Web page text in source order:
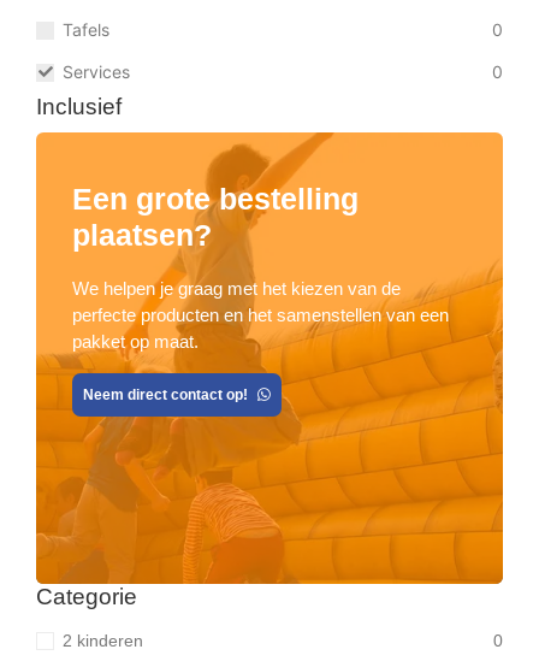
Tafels 0
Services 0
Inclusief
Een grote bestelling
plaatsen?
We helpen je graag met het kiezen van de
perfecte producten en het samenstellen van een
pakket op maat.
Neem direct contact op!
Categorie
2 kinderen 0